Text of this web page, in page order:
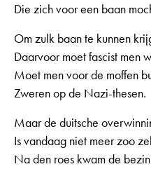
Die zich voor een baan
Om zulk baan te kunnen
Daarvoor moet fascist men
Moet men voor de moffen
Zweren op de Nazi-thesen.
Maar de duitsche
Is vandaag niet meer zoo
Na den roes kwam de